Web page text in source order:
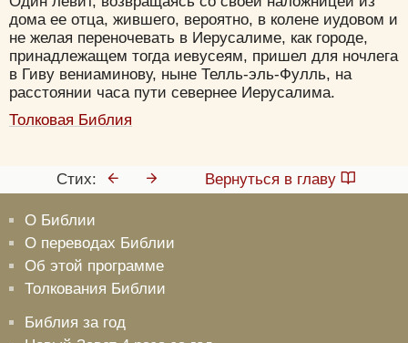
дома ее отца, жившего, вероятно, в колене иудовом и
не желая переночевать в Иерусалиме, как городе,
принадлежащем тогда иевусеям, пришел для ночлега
в Гиву вениаминову, ныне Телль-эль-Фулль, на
расстоянии часа пути севернее Иерусалима.
Толковая Библия
Стих: Вернуться в главу
О Библии
О переводах Библии
Об этой программе
Толкования Библии
Библия за год